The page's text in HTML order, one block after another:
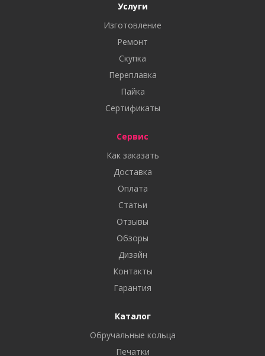
Услуги
Изготовление
Ремонт
Скупка
Переплавка
Пайка
Сертификаты
Сервис
Как заказать
Доставка
Оплата
Статьи
Отзывы
Обзоры
Дизайн
Контакты
Гарантия
Каталог
Обручальные кольца
Печатки